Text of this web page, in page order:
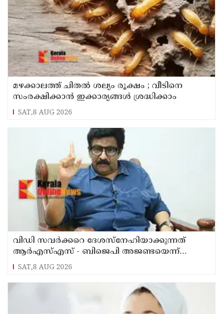
മഴക്കാലത്ത് ചിതൽ ശല്യം രൂക്ഷം ; വീടിനെ
സംരക്ഷിക്കാൻ ഇക്കാര്യങ്ങൾ ശ്രദ്ധിക്കാം
SAT,8 AUG 2026
വിഡി സവര്‍ക്കറെ ദേശസ്‌നേഹിയാക്കുന്നത്
ആര്‍എസ്എസ് - ബിജെപി അജണ്ടയെന്ന്
മുതിര്‍ന്ന മുസ്ലീം ലീഗ് നേതാവ് എംകെ മുനീര്‍
SAT,8 AUG 2026